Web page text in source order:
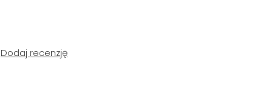
Dodaj recenzję